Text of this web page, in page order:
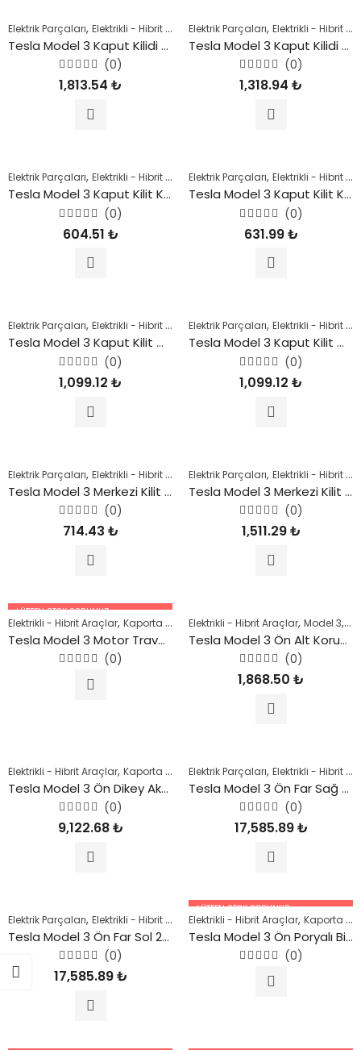
Elektrik Parçaları, Elektrikli - Hibrit Araçlar ,Kaporta Parçaları,Model 3,
Tesla Model 3 Kaput Kilidi 2018 Sonrası
5
üzerinden
(0)
1,813.54 ₺
Elektrik Parçaları, Elektrikli - Hibrit Araçlar
Tesla Model 3 Kaput Kilidi 2018 Sonrası
5
üzerinden
(0)
1,318.94 ₺
Elektrik Parçaları, Elektrikli - Hibrit Araçlar ,Kaporta Parçaları,Model 3,
Tesla Model 3 Kaput Kilit Karşılığı 2018 Sonrası
5
üzerinden
(0)
604.51 ₺
Elektrik Parçaları, Elektrikli - Hibrit Araçlar
Tesla Model 3 Kaput Kilit Karşılığı 2018 Sonrası
5
üzerinden
(0)
631.99₺
Elektrik Parçaları, Elektrikli - Hibrit Araçlar ,Kaporta Parçaları,Model 3,
Tesla Model 3 Kaput Kilit Mandalı (Sağ) 2018 Sonrası
5
üzerinden
(0)
1,099.12 ₺
Elektrik Parçaları, Elektrikli - Hibrit Araçlar
Tesla Model 3 Kaput Kilit Mandalı (Sol) 2018 Sonrası
5
üzerinden
(0)
1,099.12 ₺
Elektrik Parçaları, Elektrikli - Hibrit Araçlar ,Kaporta Parçaları,Model 3,
Tesla Model 3 Merkezi Kilit Kontrol Elemanı 2018 Sonrası
5
üzerinden
(0)
714.43 ₺
Elektrik Parçaları, Elektrikli - Hibrit Araçlar
Tesla Model 3 Merkezi Kilit Kontrol Elemanı 2018 Sonrası
5
üzerinden
(0)
1,511.29₺
LÜTFEN STOK SORUNUZ.
05447227756
Elektrikli - Hibrit Araçlar, Kaporta Parçaları ,Model 3,Model Y, Şase
Tesla Model 3 Motor Traversi Alt Ön 2018 Sonrası
üzerinden
(0)
Elektrikli - Hibrit Araçlar, Model 3,
Tesla Model 3 Ön Alt Koruyucu Kapak 2018 Sonrası
5
üzerinden
(0)
1,868.50 ₺
Elektrikli - Hibrit Araçlar, Kaporta Parçaları ,Model 3,Şase Parçaları,Tesla
Tesla Model 3 Ön Dikey Aks Taşıyıcı (Sol) 2018 Sonrası
5
üzerinden
(0)
9,122.68₺
Elektrik Parçaları, Elektrikli - Hibrit Araçlar
Tesla Model 3 Ön Far Sağ 2018 Sonrası
5
üzerinden
(0)
17,585.89₺
Elektrik Parçaları, Elektrikli - Hibrit Araçlar ,Kaporta Parçaları,Model 3,
Tesla Model 3 Ön Far Sol 2018 Sonrası
5
üzerinden
(0)
17,585.89₺
LÜTFEN STOK SORUNUZ.
05447227756
Elektrikli - Hibrit Araçlar, Kaporta Parçaları
Tesla Model 3 Ön Poryalı Bilya (4X2) DV2W 2018 Sonrası
üzerinden
(0)